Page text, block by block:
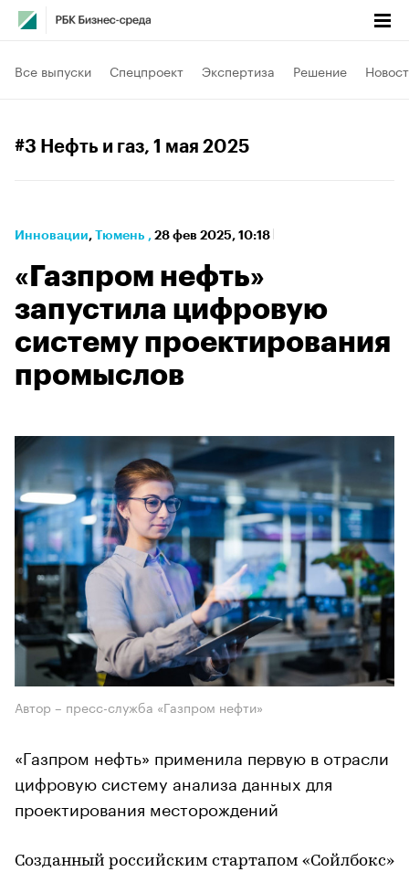
Все выпуски Спецпроект Экспертиза Решение
#3 Нефть и газ, 1 мая 2025
Инновации⁠, Тюмень , 28 фев 2025, 10:18
«Газпром нефть»
запустила цифровую
систему проектирования
промыслов
Автор – пресс-служба «Газпром нефти»
«Газпром нефть» применила первую в отрасли
цифровую систему анализа данных для
проектирования месторождений
Созданный российским стартапом «Сойлбокс»